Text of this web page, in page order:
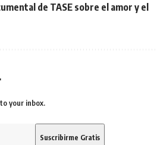
de TASE sobre el amor y el
your inbox.